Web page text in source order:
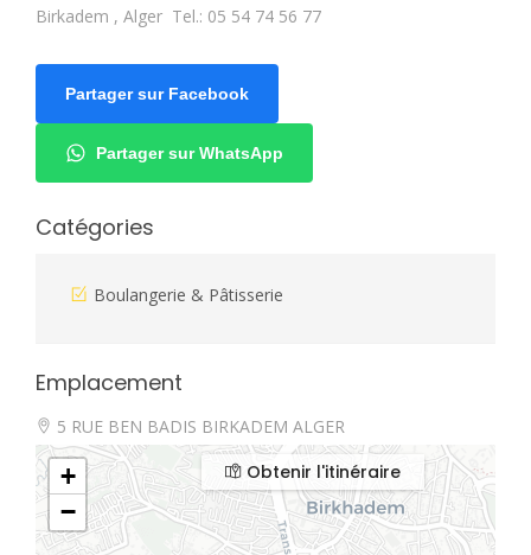
Birkadem , Alger Tel.: 05 54 74 56 77
Partager sur Facebook
Partager sur WhatsApp
Catégories
Boulangerie & Pâtisserie
Emplacement
5 RUE BEN BADIS BIRKADEM ALGER
+
−
Obtenir l'itinéraire